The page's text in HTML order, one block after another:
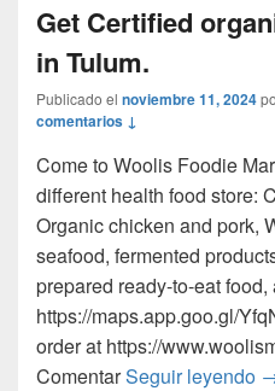
Get Certified
in Tulum.
Publicado el noviembre 11, 2024
comentarios ↓
Come to Woolis Foodie
different health food store:
Organic chicken and pork,
seafood, fermented
prepared ready-to-eat food,
https://maps.app.goo.gl/
order at https://
ComentarSeguir leyendo